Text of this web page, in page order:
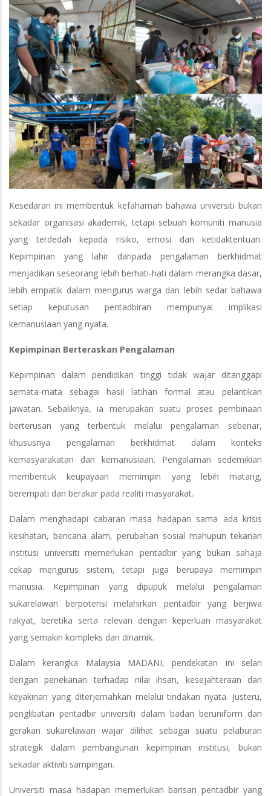
Kesedaran ini membentuk kefahaman bahawa universiti bukan
sekadar organisasi akademik, tetapi sebuah komuniti manusia
yang terdedah kepada risiko, emosi dan ketidaktentuan.
Kepimpinan yang lahir daripada pengalaman berkhidmat
menjadikan seseorang lebih berhati-hati dalam merangka dasar,
lebih empatik dalam mengurus warga dan lebih sedar bahawa
setiap keputusan pentadbiran mempunyai implikasi
kemanusiaan yang nyata.
Kepimpinan Berteraskan Pengalaman
Kepimpinan dalam pendidikan tinggi tidak wajar ditanggapi
semata-mata sebagai hasil latihan formal atau pelantikan
jawatan. Sebaliknya, ia merupakan suatu proses pembinaan
berterusan yang terbentuk melalui pengalaman sebenar,
khususnya pengalaman berkhidmat dalam konteks
kemasyarakatan dan kemanusiaan. Pengalaman sedemikian
membentuk keupayaan memimpin yang lebih matang,
berempati dan berakar pada realiti masyarakat.
Dalam menghadapi cabaran masa hadapan sama ada krisis
kesihatan, bencana alam, perubahan sosial mahupun tekanan
institusi universiti memerlukan pentadbir yang bukan sahaja
cekap mengurus sistem, tetapi juga berupaya memimpin
manusia. Kepimpinan yang dipupuk melalui pengalaman
sukarelawan berpotensi melahirkan pentadbir yang berjiwa
rakyat, beretika serta relevan dengan keperluan masyarakat
yang semakin kompleks dan dinamik.
Dalam kerangka Malaysia MADANI, pendekatan ini selari
dengan penekanan terhadap nilai ihsan, kesejahteraan dan
keyakinan yang diterjemahkan melalui tindakan nyata. Justeru,
penglibatan pentadbir universiti dalam badan beruniform dan
gerakan sukarelawan wajar dilihat sebagai suatu pelaburan
strategik dalam pembangunan kepimpinan institusi, bukan
sekadar aktiviti sampingan.
Universiti masa hadapan memerlukan barisan pentadbir yang